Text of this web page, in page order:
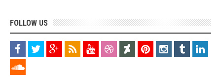
FOLLOW US